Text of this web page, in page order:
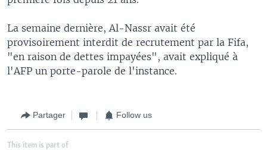
La semaine dernière, Al-Nassr avait été
provisoirement interdit de recrutement par la Fifa,
"en raison de dettes impayées", avait expliqué à
l'AFP un porte-parole de l'instance.
Partager Follow us
This item is part of